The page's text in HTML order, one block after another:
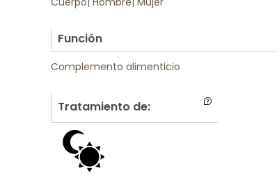
Función
Complemento alimenticio
Tratamiento de: